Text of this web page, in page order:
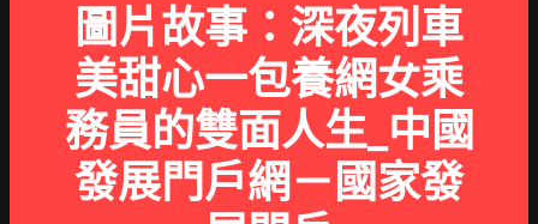
圖片故事：深夜列車
美甜心一包養網女乘
務員的雙面人生_中國
發展門戶網－國家發